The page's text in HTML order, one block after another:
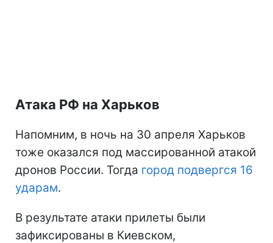
Атака РФ на Харьков
Напомним, в ночь на 30 апреля Харьков
тоже оказался под массированной атакой
дронов России. Тогда город подвергся 16
ударам.
В результате атаки прилеты были
зафиксированы в Киевском,